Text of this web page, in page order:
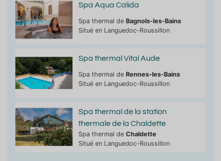
Spa Aqua Calida
Spa thermal de Bagnols-les-Bains
Situé en Languedoc-Roussillon
Spa thermal Vital Aude
Spa thermal de Rennes-les-Bains
Situé en Languedoc-Roussillon
Spa thermal de la station
thermale de la Chaldette
Spa thermal de Chaldette
Situé en Languedoc-Roussillon